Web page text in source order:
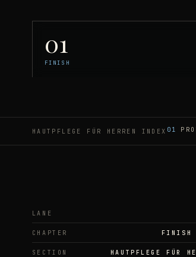
01
FINISH
HAUTPFLEGE FÜR HERREN INDEX 01
LANE
CHAPTER FINISH
SECTION HAUTPFLEGE FÜR